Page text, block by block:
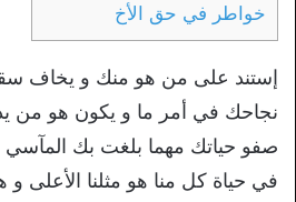
خواطر في حق الأخ
إستند على من هو منك و يخاف
نجاحك في أمر ما و يكون هو من
صفو حياتك مهما بلغت بك
في حياة كل منا هو مثلنا الأعلى